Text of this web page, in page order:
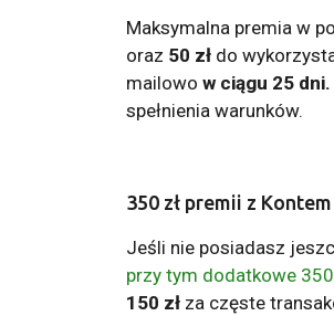
Maksymalna premia w
oraz 50 zł do
mailowo w ciągu 25 dni.
spełnienia warunków.
350 zł premii z
Jeśli nie posiadasz
przy tym dodatkowe 350
150 zł za częste